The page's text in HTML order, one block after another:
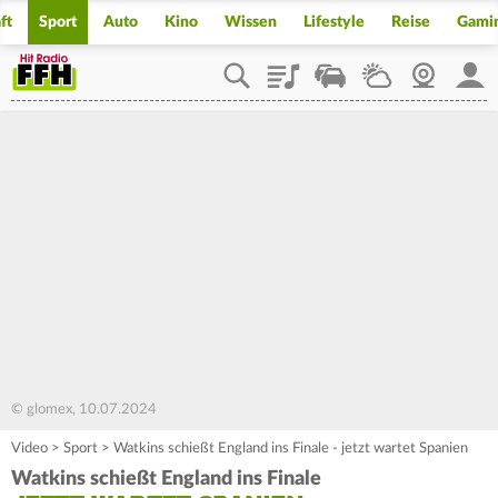
Sport Auto Kino Wissen Lifestyle Reise
PlaylistStaupilotWetterWebcam
© glomex, 10.07.2024
Video > Sport > Watkins schießt England ins Finale - jetzt wartet Spanien
Watkins schießt England ins Finale